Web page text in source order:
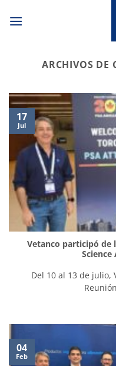
ARCHIVOS DE
Vetanco participó de
Science
Del 10 al 13 de julio,
17
Jul
04
Feb